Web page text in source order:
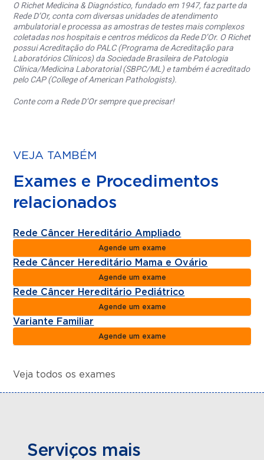
O Richet Medicina & Diagnóstico, fundado em 1947, faz parte da
Rede D’Or, conta com diversas unidades de atendimento
ambulatorial e processa as amostras de testes mais complexos
coletadas nos hospitais e centros médicos da Rede D’Or. O Richet
possui Acreditação do PALC (Programa de Acreditação para
Laboratórios Clínicos) da Sociedade Brasileira de Patologia
Clínica/Medicina Laboratorial (SBPC/ML) e também é acreditado
pelo CAP (College of American Pathologists).
Conte com a Rede D’Or sempre que precisar!
VEJA TAMBÉM
Exames e Procedimentos
relacionados
Rede Câncer Hereditário Ampliado
Agende um exame
Rede Câncer Hereditário Mama e Ovário
Agende um exame
Rede Câncer Hereditário Pediátrico
Agende um exame
Variante Familiar
Agende um exame
Veja todos os exames
Serviços mais